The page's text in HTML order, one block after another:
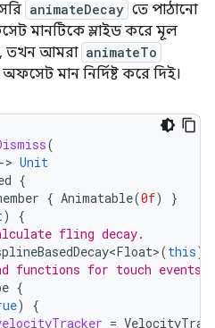
animateDecay তে পাঠানো
মানটিকে স্লাইড করে মূল
তখন আমরা animateTo
অফসেট মান নির্দিষ্ট করে দিই।
(
-> Unit
{
{ Animatable(0f)
}
)
{
fling decay.
(this)
functions for touch events
{
)
{
=